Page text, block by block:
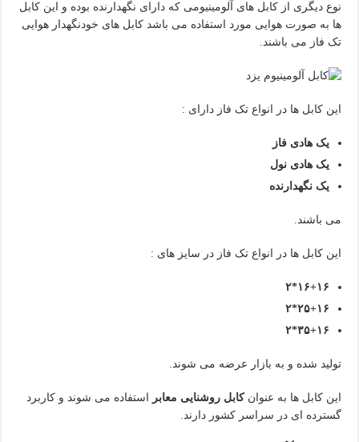
نوع دیگری از کابل های آلومینیومی که دارای نگهدارنده بوده و این کابل
ها به صورت هوایی مورد استفاده می باشد کابل های خودنگهدار هوایی
تک فاز می باشند.
این کابل ها در انواع تک فاز دارای :
یک هادی فاز
یک هادی نول
یک نگهدارنده
می باشند.
این کابل ها در انواع تک فاز در سایز های :
۱۶+۱۶*۲
۲۵+۱۶*۲
۳۵+۱۶*۲
تولید شده و به بازار عرضه می شوند.
این کابل ها به عنوانکابل روشنایی معابر
استفاده می شوند و کاربرد
گسترده ای در سراسر کشور دارند.